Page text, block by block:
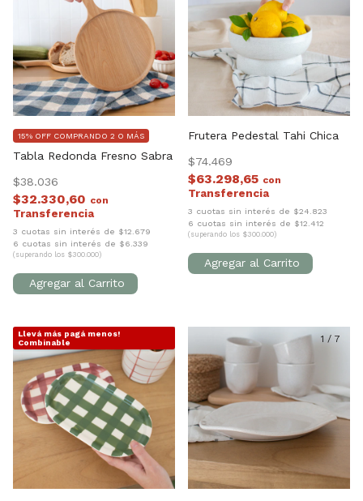
Tabla Redonda Fresno Sabra
$38.036
15% OFF COMPRANDO 2 O MÁS
$32.330,60 con
3 cuotas sin interés de $12.679
6 cuotas sin interés de $6.339
(superando los $300.000)
Frutera Pedestal Tahi Chica
$74.469
$63.298,65 con
3 cuotas sin interés de $24.823
6 cuotas sin interés de $12.412
(superando los $300.000)
Llevá más pagá menos!
Combinable
1 / 7